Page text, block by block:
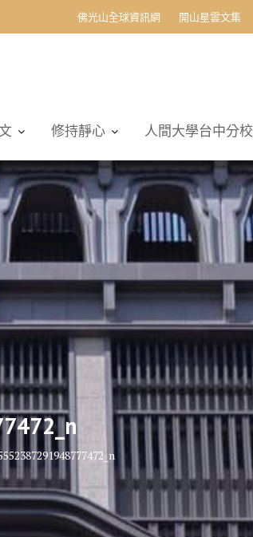
佛光山全球資訊網 開山星雲文集
修持靜心 人間大學台中分校